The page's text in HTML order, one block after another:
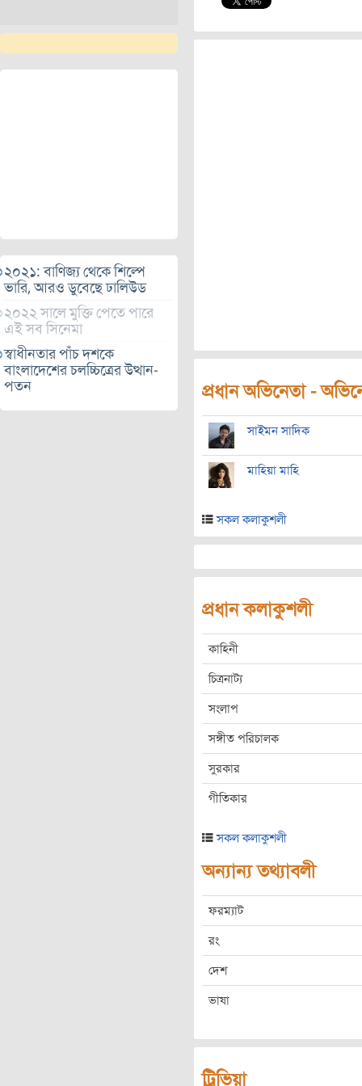
২০২১: বাণিজ্য থেকে শিল্পে
ভারি, আরও ডুবেছে ঢালিউড
২০২২ সালে মুক্তি পেতে পারে
এই সব সিনেমা
স্বাধীনতার পাঁচ দশকে
বাংলাদেশের চলচ্চিত্রের উত্থান-
পতন
প্রধান অভিনেতা -
সাইমন সাদিক
মাহিয়া মাহি
সকল কলাকুশলী
প্রধান কলাকুশলী
কাহিনী
চিত্রনাট্য
সংলাপ
সঙ্গীত পরিচালক
সুরকার
গীতিকার
সকল কলাকুশলী
অন্যান্য তথ্যাবলী
ফরম্যাট
রং
দেশ
ভাষা
ট্রিভিয়া